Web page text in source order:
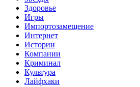
Здоровье
Игры
Импортозамещение
Интернет
Истории
Компании
Криминал
Культура
Лайфхаки